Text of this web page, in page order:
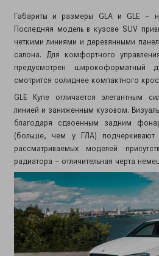
Габариты и размеры GLA и GLE –
Последняя модель в кузове SUV
четкими линиями и деревянными
салона. Для комфортного
предусмотрен широкоформатный
смотрится солиднее компактного
GLE Купе отличается элегантным
линией и заниженным кузовом.
благодаря сдвоенным задним
(больше, чем у ГЛА) подчеркивают
рассматриваемых моделей
радиатора – отличительная черта